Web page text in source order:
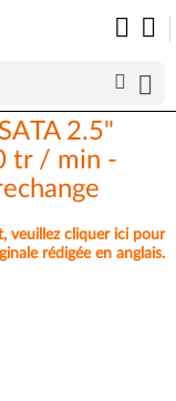
2.5"
tr / min -
veuillez cliquer ici pour
rédigée en anglais.